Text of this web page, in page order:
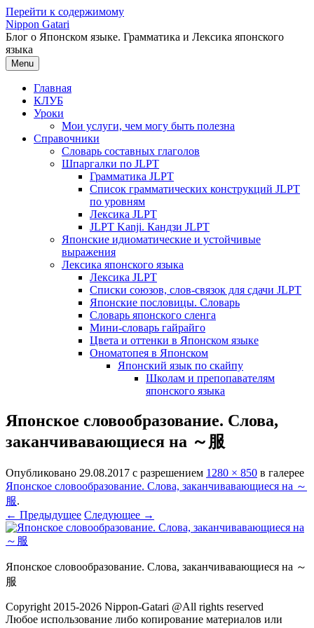
Перейти к содержимому
Nippon Gatari
Блог о Японском языке. Грамматика и Лексика японского
языка
Menu
Главная
КЛУБ
Уроки
Мои услуги, чем могу быть полезна
Справочники
Словарь составных глаголов
Шпаргалки по JLPT
Грамматика JLPT
Список грамматических конструкций JLPT
по уровням
Лексика JLPT
JLPT Kanji. Кандзи JLPT
Японские идиоматические и устойчивые
выражения
Лексика японского языка
Лексика JLPT
Списки союзов, слов-связок для сдачи JLPT
Японские пословицы. Словарь
Словарь японского сленга
Мини-словарь гайрайго
Цвета и оттенки в Японском языке
Ономатопея в Японском
Японский язык по скайпу
Школам и препопавателям
японского языка
Японское словообразование. Слова,
заканчивавающиеся на ～服
Опубликовано 29.08.2017 с разрешением 1280 × 850 в галерее
Японское словообразование. Слова, заканчивавающиеся на ～
服.
← Предыдущее Следующее →
Японское словообразование. Слова, заканчивавающиеся на ～
服
Copyright 2015-2026 Nippon-Gatari @All rights reserved
Любое использование либо копирование материалов или